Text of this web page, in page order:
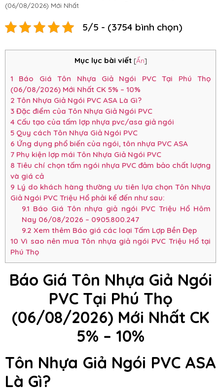
(06/08/2026) Mới Nhất
5/5 - (3754 bình chọn)
Mục lục bài viết [Ẩn]
1 Báo Giá Tôn Nhựa Giả Ngói PVC Tại Phú Thọ
(06/08/2026) Mới Nhất CK 5% – 10%
2 Tôn Nhựa Giả Ngói PVC ASA Là Gì?
3 Đặc điểm của Tôn Nhựa Giả Ngói PVC
4 Cấu tạo của tấm lợp nhựa pvc/asa giả ngói
5 Quy cách Tôn Nhựa Giả Ngói PVC
6 Ứng dụng phổ biến của ngói, tôn nhựa PVC ASA
7 Phụ kiện lợp mái Tôn Nhựa Giả Ngói PVC
8 Tiêu chí chọn tấm ngói nhựa PVC đảm bảo chất lượng
và giá cả
9 Lý do khách hàng thường ưu tiên lựa chọn Tôn Nhựa
Giả Ngói PVC Triệu Hổ phải kể đến như sau:
9.1 Báo Giá Tôn nhựa giả ngói PVC Triệu Hổ Hôm
Nay 06/08/2026 – 0905.800.247
9.2 Xem thêm Báo giá các loại Tấm Lợp Bền Đẹp
10 Vì sao nên mua Tôn nhựa giả ngói PVC Triệu Hổ tại
Phú Thọ
Báo Giá Tôn Nhựa Giả Ngói
PVC Tại Phú Thọ
(06/08/2026) Mới Nhất CK
5% – 10%
Tôn Nhựa Giả Ngói PVC ASA
Là Gì?